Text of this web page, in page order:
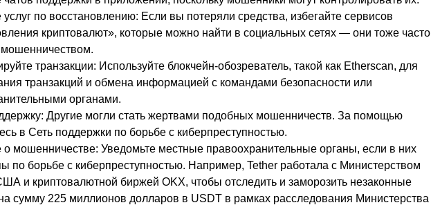
услуг по восстановлению: Если вы потеряли средства, избегайте сервисов
криптовалют», которые можно найти в социальных сетях — они тоже часто
транзакции: Используйте блокчейн-обозреватель, такой как Etherscan, для
транзакций и обмена информацией с командами безопасности или
органами.
Другие могли стать жертвами подобных мошенничеств. За помощью
в Сеть поддержки по борьбе с киберпреступностью.
мошенничестве: Уведомьте местные правоохранительные органы, если в них
по борьбе с киберпреступностью. Например, Tether работала с Министерством
и криптовалютной биржей OKX, чтобы отследить и заморозить незаконные
сумму 225 миллионов долларов в USDT в рамках расследования Министерства